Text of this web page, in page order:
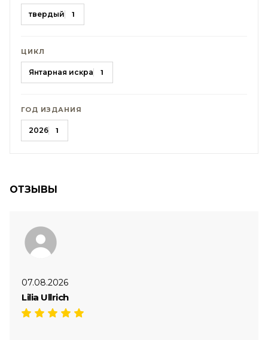
твердый 1
ЦИКЛ
Янтарная искра 1
ГОД ИЗДАНИЯ
2026 1
ОТЗЫВЫ
07.08.2026
Lilia Ullrich